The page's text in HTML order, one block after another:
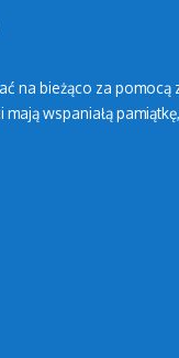
na bieżąco za
wspaniałą